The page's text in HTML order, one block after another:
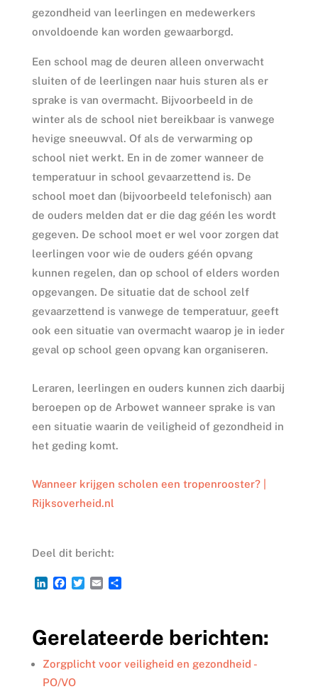
gezondheid van leerlingen en medewerkers
onvoldoende kan worden gewaarborgd.
Een school mag de deuren alleen onverwacht
sluiten of de leerlingen naar huis sturen als er
sprake is van overmacht. Bijvoorbeeld in de
winter als de school niet bereikbaar is vanwege
hevige sneeuwval. Of als de verwarming op
school niet werkt. En in de zomer wanneer de
temperatuur in school gevaarzettend is. De
school moet dan (bijvoorbeeld telefonisch) aan
de ouders melden dat er die dag géén les wordt
gegeven. De school moet er wel voor zorgen dat
leerlingen voor wie de ouders géén opvang
kunnen regelen, dan op school of elders worden
opgevangen. De situatie dat de school zelf
gevaarzettend is vanwege de temperatuur, geeft
ook een situatie van overmacht waarop je in ieder
geval op school geen opvang kan organiseren.
Leraren, leerlingen en ouders kunnen zich daarbij
beroepen op de Arbowet wanneer sprake is van
een situatie waarin de veiligheid of gezondheid in
het geding komt.
Wanneer krijgen scholen een tropenrooster? |
Rijksoverheid.nl
Deel dit bericht:
L
e
d
I
n
F
b
o
o
k
T
t
e
r
E
l
D
n
Gerelateerde berichten:
Zorgplicht voor veiligheid en gezondheid -
PO/VO